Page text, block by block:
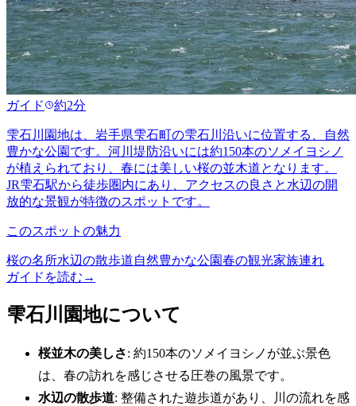
ガイド 約2分
雫石川園地は、岩手県雫石町の雫石川沿いに位置する、自然
豊かな公園です。河川堤防沿いには約150本のソメイヨシノ
が植えられており、春には美しい桜の並木道となります。
JR雫石駅から徒歩圏内にあり、アクセスの良さと水辺の開
放的な景観が特徴のスポットです。
このスポットの魅力
桜の名所水辺の散歩道自然豊かな公園春の観光家族連れ
ガイドを読む →
雫石川園地について
桜並木の美しさ: 約150本のソメイヨシノが並ぶ景色
は、春の訪れを感じさせる圧巻の風景です。
水辺の散歩道: 整備された遊歩道があり、川の流れを感